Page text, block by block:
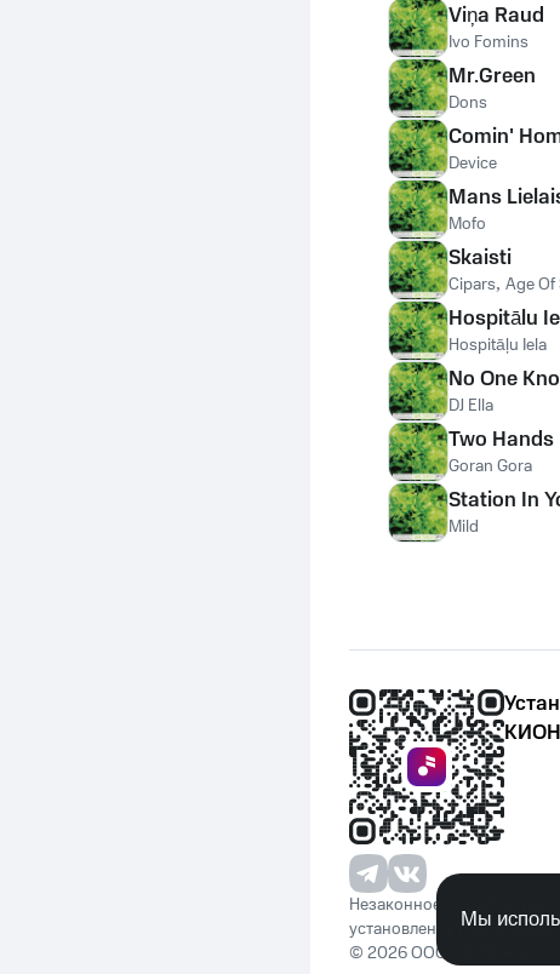
Viņa Raud
Ivo Fomins
Mr.Green
Dons
Comin'
Device
Mans
Mofo
Skaisti
Cipars, Age
Hospitālu
Hospitāļu Iela
No One
DJ Ella
Two Hands
Goran Gora
Station In
Mild
Незаконное потребление
установленную
© 2026 ООО «КИОН». Все
Мы